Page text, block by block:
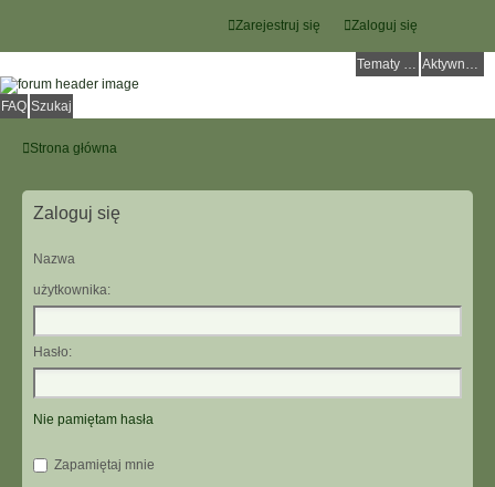
Zaloguj się
Zarejestruj się
Tematy bez odpowiedzi Aktywne tematy
FAQ Szukaj
Strona główna
Zaloguj się
Nazwa
użytkownika:
Hasło:
Nie pamiętam hasła
Zapamiętaj mnie